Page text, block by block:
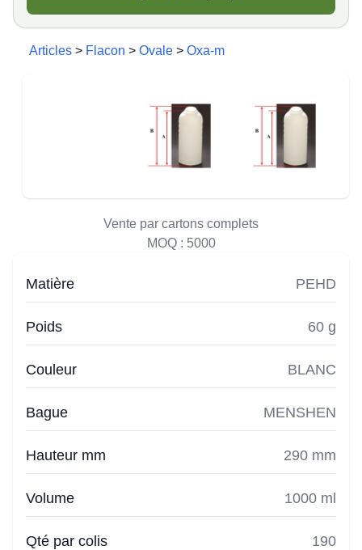
Articles > Flacon > Ovale > Oxa-m
Vente par cartons complets
MOQ : 5000
Matière PEHD
Poids 60 g
Couleur BLANC
Bague MENSHEN
Hauteur mm 290 mm
Volume 1000 ml
Qté par colis 190